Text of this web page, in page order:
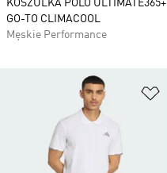
KOSZULKA POLO ULTIMATE365+
GO-TO CLIMACOOL
Męskie Performance